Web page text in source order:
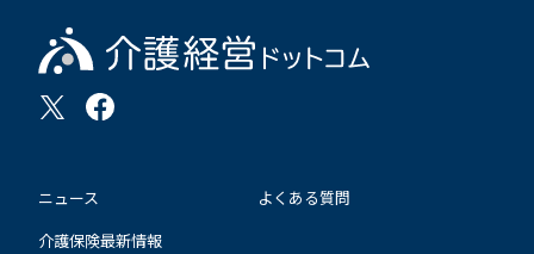
ニュース
介護保険最新情報
よくある質問